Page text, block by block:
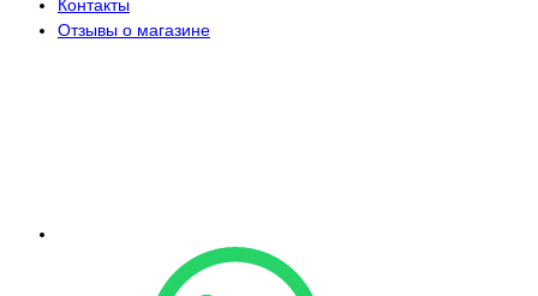
Контакты
Отзывы о магазине